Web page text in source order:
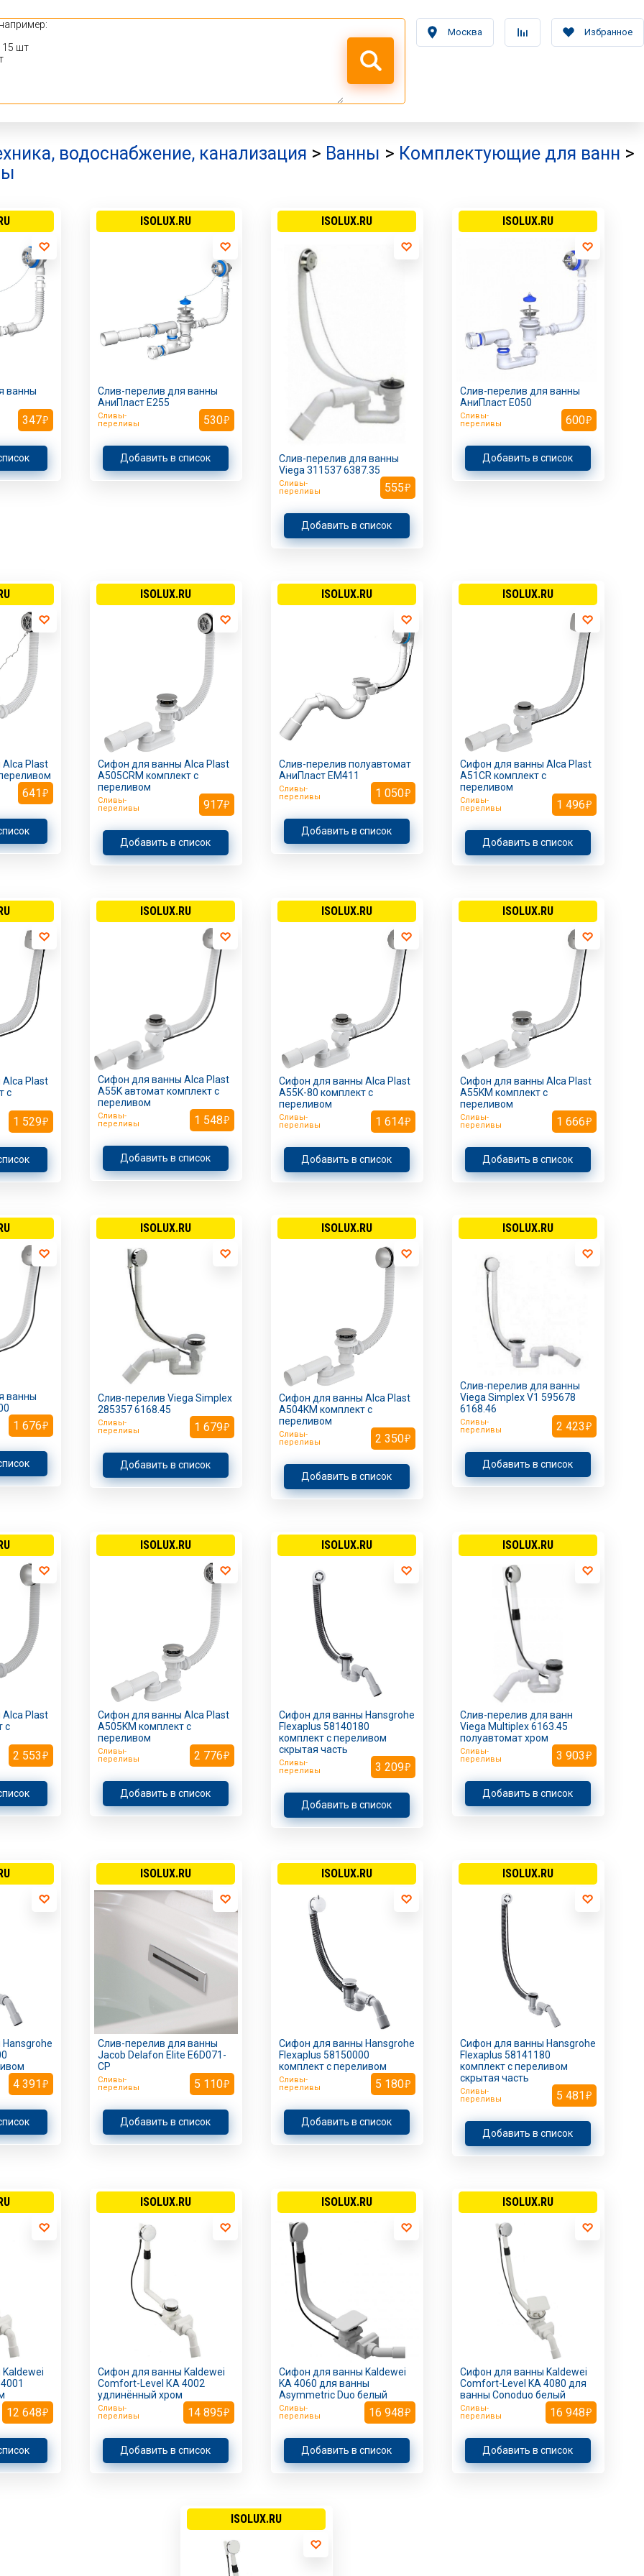
Москва Избранное
водоснабжение, канализация > Ванны > Комплектующие для ванн >
ванны
347
ISOLUX.RU
Слив-перелив для ванны
АниПласт E255
Сливы-
переливы
530
Добавить в список
ISOLUX.RU
Слив-перелив для ванны
Viega 311537 6387.35
Сливы-
переливы
555
Добавить в список
ISOLUX.RU
Слив-перелив для ванны
АниПласт Е050
Сливы-
переливы
600
Добавить в список
Plast
641
ISOLUX.RU
Сифон для ванны Alca Plast
A505CRM комплект с
переливом
Сливы-
переливы
917
Добавить в список
ISOLUX.RU
Слив-перелив полуавтомат
АниПласт EM411
Сливы-
переливы
1 050
Добавить в список
ISOLUX.RU
Сифон для ванны Alca Plast
A51CR комплект с
переливом
Сливы-
переливы
1 496
Добавить в список
Plast
с
1 529
ISOLUX.RU
Сифон для ванны Alca Plast
A55K автомат комплект с
переливом
Сливы-
переливы
1 548
Добавить в список
ISOLUX.RU
Сифон для ванны Alca Plast
A55K-80 комплект с
переливом
Сливы-
переливы
1 614
Добавить в список
ISOLUX.RU
Сифон для ванны Alca Plast
A55KM комплект с
переливом
Сливы-
переливы
1 666
Добавить в список
ванны
1 676
ISOLUX.RU
Слив-перелив Viega Simplex
285357 6168.45
Сливы-
переливы
1 679
Добавить в список
ISOLUX.RU
Сифон для ванны Alca Plast
A504KM комплект с
переливом
Сливы-
переливы
2 350
Добавить в список
ISOLUX.RU
Слив-перелив для ванны
Viega Simplex V1 595678
6168.46
Сливы-
переливы
2 423
Добавить в список
Plast
с
2 553
ISOLUX.RU
Сифон для ванны Alca Plast
A505KM комплект с
переливом
Сливы-
переливы
2 776
Добавить в список
ISOLUX.RU
Сифон для ванны Hansgrohe
Flexaplus 58140180
комплект с переливом
скрытая часть
Сливы-
переливы
3 209
Добавить в список
ISOLUX.RU
Слив-перелив для ванн
Viega Multiplex 6163.45
полуавтомат хром
Сливы-
переливы
3 903
Добавить в список
4 391
ISOLUX.RU
Слив-перелив для ванны
Jacob Delafon Elite E6D071-
CP
Сливы-
переливы
5 110
Добавить в список
ISOLUX.RU
Сифон для ванны Hansgrohe
Flexaplus 58150000
комплект с переливом
Сливы-
переливы
5 180
Добавить в список
ISOLUX.RU
Сифон для ванны Hansgrohe
Flexaplus 58141180
комплект с переливом
скрытая часть
Сливы-
переливы
5 481
Добавить в список
12 648
ISOLUX.RU
Сифон для ванны Kaldewei
Comfort-Level КА 4002
удлинённый хром
Сливы-
переливы
14 895
Добавить в список
ISOLUX.RU
Сифон для ванны Kaldewei
KA 4060 для ванны
Asymmetric Duo белый
Сливы-
переливы
16 948
Добавить в список
ISOLUX.RU
Сифон для ванны Kaldewei
Comfort-Level KA 4080 для
ванны Conoduo белый
Сливы-
переливы
16 948
Добавить в список
ISOLUX.RU